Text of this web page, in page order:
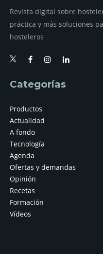
Revista digital sobre
práctica y más soluciones
hosteleros
Categorías
Productos
Actualidad
A fondo
Tecnología
Agenda
Ofertas y demandas
Opinión
Recetas
Formación
Vídeos